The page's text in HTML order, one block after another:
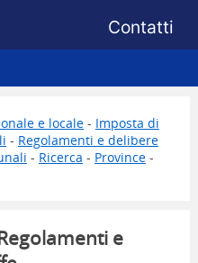
Menu di
Contatti
e locale- Imposta di
- Regolamenti e delibere
- Ricerca - Province-
e